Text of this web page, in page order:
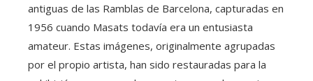
antiguas de las Ramblas de Barcelona, capturadas en
1956 cuando Masats todavía era un entusiasta
amateur. Estas imágenes, originalmente agrupadas
por el propio artista, han sido restauradas para la